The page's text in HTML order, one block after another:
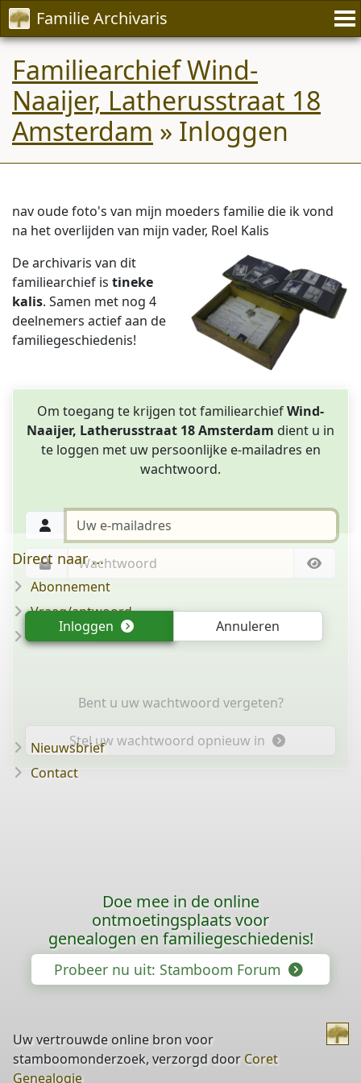
Familie Archivaris
Familiearchief Wind-
Naaijer, Latherusstraat 18
Amsterdam » Inloggen
nav oude foto's van mijn moeders familie die ik vond
na het overlijden van mijn vader, Roel Kalis
De archivaris van dit
familiearchief is tineke
kalis. Samen met nog 4
deelnemers actief aan de
familiegeschiedenis!
Om toegang te krijgen tot familiearchiefWind-
Naaijer, Latherusstraat 18 Amsterdam dient u in
te loggen met uw persoonlijke e-mailadres en
wachtwoord.
Inloggen Annuleren
Bent u uw wachtwoord vergeten?
Stel uw wachtwoord opnieuw in
Direct naar ...
Abonnement
Vraag/antwoord
Disclaimer
Nieuwsbrief
Contact
Doe mee in de online
ontmoetingsplaats voor
genealogen en familiegeschiedenis!
Probeer nu uit: Stamboom Forum
Uw vertrouwde online bron voor
stamboomonderzoek, verzorgd door Coret
Genealogie